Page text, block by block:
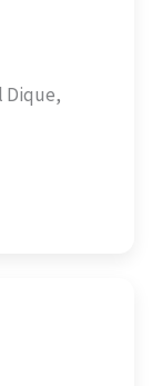
Dique,